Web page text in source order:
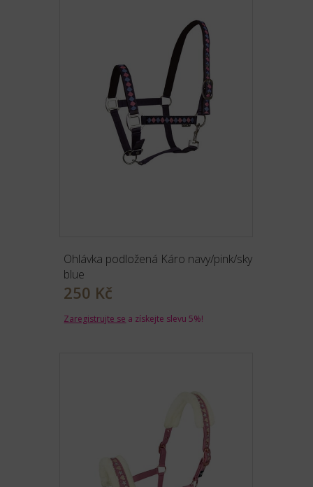
Ohlávka podložená Káro navy/pink/sky
blue
250 Kč
Zaregistrujte se a získejte slevu 5%!